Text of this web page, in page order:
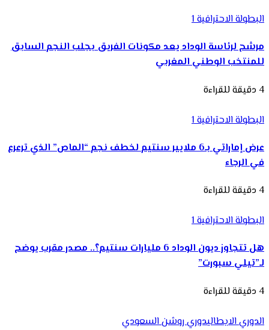
البطولة الاحترافية 1
مرشح لرئاسة الوداد يعد مكونات الفريق بجلب النجم السابق
للمنتخب الوطني المغربي
4 دقيقة للقراءة
البطولة الاحترافية 1
عرض إماراتي بـ6 ملايير سنتيم لخطف نجم “الماص” الذي ترعرع
في الرجاء
4 دقيقة للقراءة
البطولة الاحترافية 1
هل تتجاوز ديون الوداد 6 مليارات سنتيم؟.. مصدر مقرب يوضح
لـ”تيلي سبورت”
4 دقيقة للقراءة
الدوري الايطاليدوري روشن السعودي